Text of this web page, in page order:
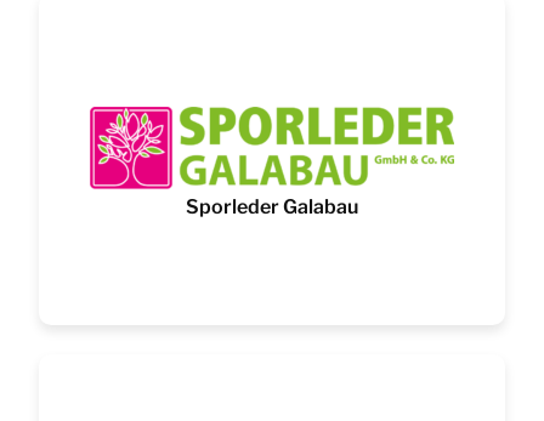
Sporleder Galabau